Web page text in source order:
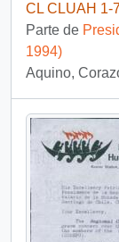
CL CLUAH 1-
Parte de
1994)
Aquino,